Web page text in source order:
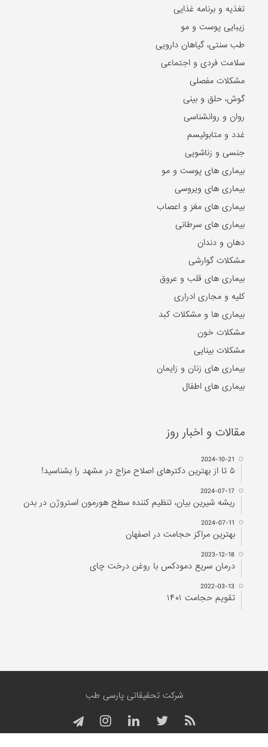
تغذیه و برنامه غذایی
زیبایی پوست و مو
طب سنتی، گیاهان دارویی
سلامت فردی و اجتماعی
مشکلات مفصلی
گوش، حلق و بینی
روان و روانشناسی
غدد و متابولیسم
جنسی و زناشویی
بیماری های پوست و مو
بیماری های ویروسی
بیماری های مغز و اعصاب
بیماری های سرطانی
دهان و دندان
مشکلات گوارشی
بیماری های قلب و عروق
کلیه و مجاری ادراری
بیماری ها و مشکلات کبد
مشکلات خون
مشکلات بینایی
بیماری های زنان و زایمان
بیماری های اطفال
مقالات و اخبار روز
2024-10-21
۵ تا از بهترین دکتر‌های اصلاح مزاج در مشهد را بشناسید!
2024-07-17
ریشه شیرین بیان، تنظیم کننده سطح هورمون استروژن در بدن
2024-07-11
بهترین مراکز حجامت در اصفهان
2023-12-18
درمان سریع دمودکس با روغن درخت چای
2022-03-13
تقویم حجامت ۱۴۰۱
شرکت تحقیقاتی پارسی طب